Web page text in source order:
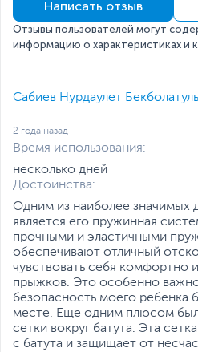
Размеры и вес
Размеры (Ш х В х Г)
Заводские данные
Если вы заметили ошибку или
пожалуйста, выделите текст с ошибкой
Xарактеристики, комплект поставки и
могут отличаться от указанных или
Написать отзыв
Отзывы пользователей могут
информацию о характеристиках и
Сабиев Нурдаулет
2 года назад
Время использования:
несколько дней
Достоинства:
Одним из наиболее значимых
является его пружинная
прочными и эластичными
обеспечивают отличный
чувствовать себя комфортно
прыжков. Это особенно
безопасность моего ребенка
месте. Еще одним плюсом
сетки вокруг батута. Эта
с батута и защищает от